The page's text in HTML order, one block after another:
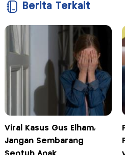
Berita Terkait
Viral Kasus Gus Elham,
Jangan Sembarang